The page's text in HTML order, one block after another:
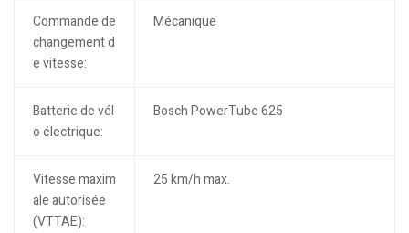
Commande de
changement d
e vitesse:
Mécanique
Batterie de vél
o électrique:
Bosch PowerTube 625
Vitesse maxim
ale autorisée
(VTTAE):
25 km/h max.